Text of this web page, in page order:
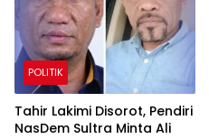
POLITIK
Tahir Lakimi Disorot, Pendiri
NasDem Sultra Minta Ali